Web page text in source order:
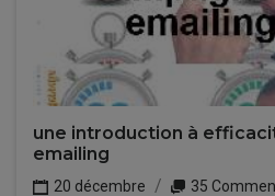
une introduction à
emailing
20 décembre
35